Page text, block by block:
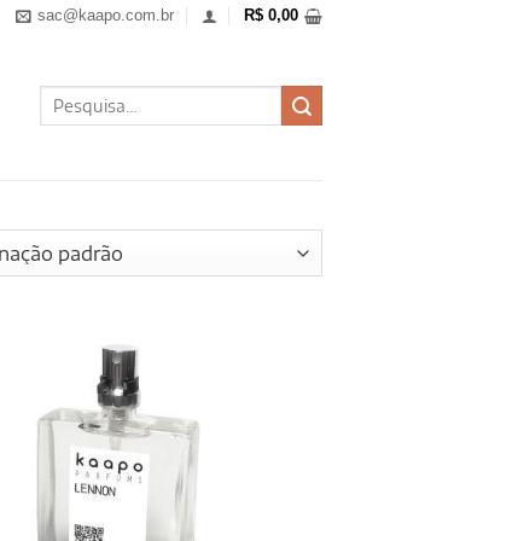
sac@kaapo.com.br R$ 0,00
Pesquisar
por: